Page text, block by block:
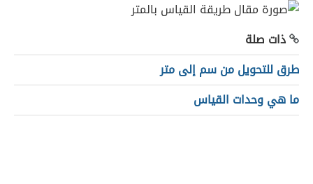
ذات صلة
طرق للتحويل من سم إلى متر
ما هي وحدات القياس